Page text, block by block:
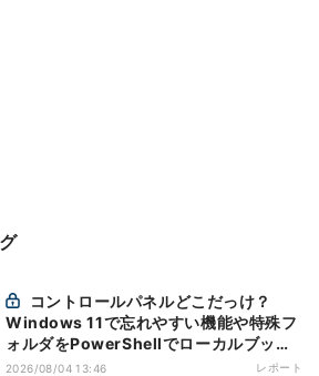
Windows 11で忘れやすい機能や特殊フ
ォルダをPowerShellでローカルブック
マーク化
2026/08/04 13:46 レポート